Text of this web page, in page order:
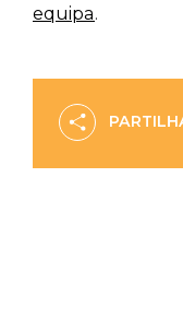
equipa.